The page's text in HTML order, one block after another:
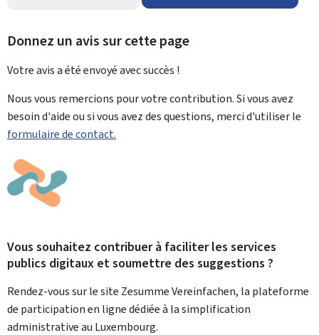
Donnez un avis sur cette page
Votre avis a été envoyé avecsuccès !
Nous vous remercions pour votre contribution. Si vous avez
besoin d'aide ou si vous avez des questions, merci d'utiliser le
formulaire de contact.
Vous souhaitez contribuer à faciliter les services
publics digitaux et soumettre des suggestions ?
Rendez-vous sur le site Zesumme Vereinfachen, la plateforme
de participation en ligne dédiée à la simplification
administrative au Luxembourg.